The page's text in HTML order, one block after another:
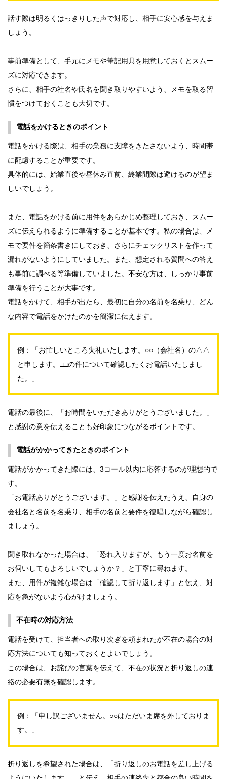
話す際は明るくはっきりした声で対応し、相手に安心感を与えま
しょう。
事前準備として、手元にメモや筆記用具を用意しておくとスムー
ズに対応できます。
さらに、相手の社名や氏名を聞き取りやすいよう、メモを取る習
慣をつけておくことも大切です。
電話をかけるときのポイント
電話をかける際は、相手の業務に支障をきたさないよう、時間帯
に配慮することが重要です。
具体的には、始業直後や昼休み直前、終業間際は避けるのが望ま
しいでしょう。
また、電話をかける前に用件をあらかじめ整理しておき、スムー
ズに伝えられるように準備することが基本です。私の場合は、メ
モで要件を箇条書きにしておき、さらにチェックリストを作って
漏れがないようにしていました。また、想定される質問への答え
も事前に調べる等準備していました。不安な方は、しっかり事前
準備を行うことが大事です。
電話をかけて、相手が出たら、最初に自分の名前を名乗り、どん
な内容で電話をかけたのかを簡潔に伝えます。
例：「お忙しいところ失礼いたします。○○（会社名）の△△
と申します。□□の件について確認したくお電話いたしまし
た。」
電話の最後に、「お時間をいただきありがとうございました。」
と感謝の意を伝えることも好印象につながるポイントです。
電話がかかってきたときのポイント
電話がかかってきた際には、3コール以内に応答するのが理想的で
す。
「お電話ありがとうございます。」と感謝を伝えたうえ、自身の
会社名と名前を名乗り、相手の名前と要件を復唱しながら確認し
ましょう。
聞き取れなかった場合は、「恐れ入りますが、もう一度お名前を
お伺いしてもよろしいでしょうか？」と丁寧に尋ねます。
また、用件が複雑な場合は「確認して折り返します」と伝え、対
応を急がないよう心がけましょう。
不在時の対応方法
電話を受けて、担当者への取り次ぎを頼まれたが不在の場合の対
応方法についても知っておくとよいでしょう。
この場合は、お詫びの言葉を伝えて、不在の状況と折り返しの連
絡の必要有無を確認します。
例：「申し訳ございません。○○はただいま席を外しておりま
す。」
折り返しを希望された場合は、「折り返しのお電話を差し上げる